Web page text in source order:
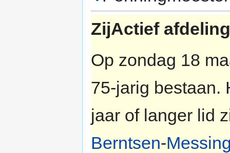
ZijActief
Op zondag 18
75-jarig bestaan.
jaar of langer lid
Berntsen-